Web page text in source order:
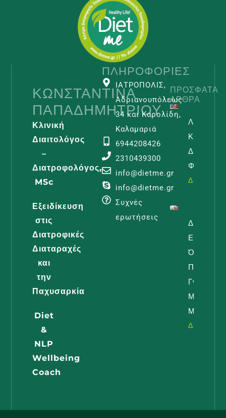
ΚΩΝΣΤΑΝΤΊΝΑ
ΠΑΠΑΔΗΜΗΤΡΊΟΥ
Κλινική
Διαιτολόγος
–
Διατροφολόγος,
MSc
Εξειδίκευση
στις
Διατροφικές
Διαταραχές
και
την
Παχυσαρκία
Diet
&
NLP
Wellbeing
Coach
ΠΛΗΡΟΦΟΡΊΕΣ
ΙΑΤΡΟΠΟΛΙΣ,
Αδριανουπόλεως
34 και Καρολίδη,
Καλαμαριά
6944208426
2310439300
info@dietme.gr
info@dietme.gr
Συχνές
ερωτήσεις
ΠΡΌΣΦΑΤΑ
ΆΡΘΡΑ
Και
Φροντίδα
Διαβάστε
Διατροφή
Όλα Όσα
Πρέπει
Γνωρίζει
Μαμά
Διαβάστε